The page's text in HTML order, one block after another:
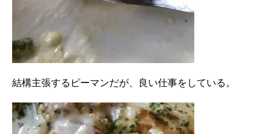
結構主張するピーマンだが、良い仕事をしている。